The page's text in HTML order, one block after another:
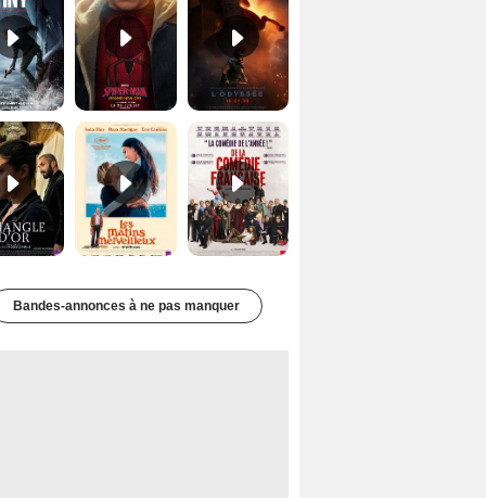
Le Triangle d'or Bande-annonce VF De la Comédie-Française Teaser VF
Bandes-annonces à ne pas manquer